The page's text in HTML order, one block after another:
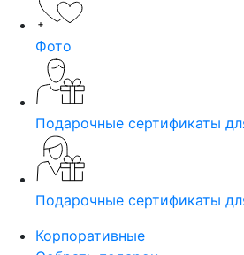
Фото
Подарочные сертификаты
Подарочные сертификаты
Корпоративные